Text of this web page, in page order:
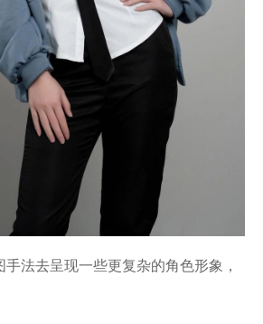
法去呈现一些更复杂的角色形象，